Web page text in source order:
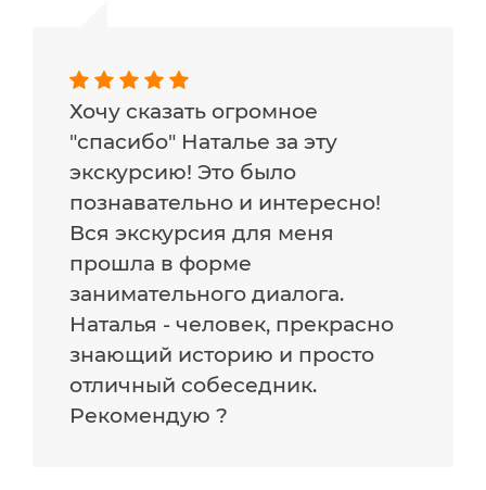
Хочу сказать огромное
"спасибо" Наталье за эту
экскурсию! Это было
познавательно и интересно!
Вся экскурсия для меня
прошла в форме
занимательного диалога.
Наталья - человек, прекрасно
знающий историю и просто
отличный собеседник.
Рекомендую ?